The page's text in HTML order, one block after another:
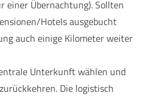
einer Übernachtung). Sollten
Hotels ausgebucht
auch einige Kilometer weiter
Unterkunft wählen und
Die logistisch